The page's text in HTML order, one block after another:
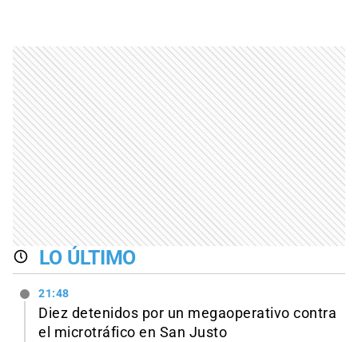
LO ÚLTIMO
21:48
Diez detenidos por un megaoperativo contra
el microtráfico en San Justo